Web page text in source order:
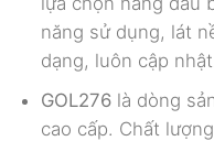
năng sử dụng, lát
dạng, luôn cập
GOL276 là dòng
cao cấp. Chất